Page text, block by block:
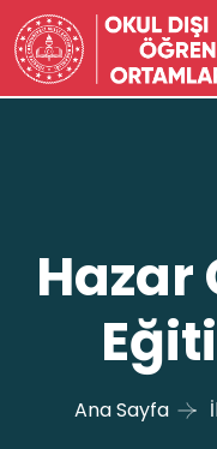
Hazar
Ana Sayfa